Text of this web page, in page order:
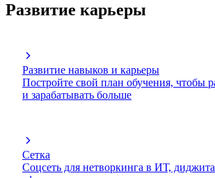
Развитие карьеры
Развитие навыков и карьеры
Постройте свой план обучения, чтобы
и зарабатывать больше
Сетка
Соцсеть для нетворкинга в ИТ,